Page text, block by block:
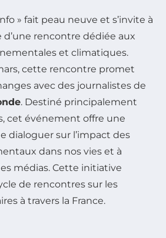
» fait peau neuve et s’invite à
d’une rencontre dédiée aux
et climatiques.
cette rencontre promet
avec des journalistes de
. Destiné principalement
cet événement offre une
dialoguer sur l’impact des
dans nos vies et à
médias. Cette initiative
de rencontres sur les
à travers la France.